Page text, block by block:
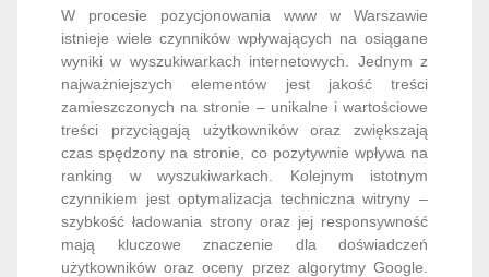
W procesie pozycjonowania www w Warszawie
istnieje wiele czynników wpływających na osiągane
wyniki w wyszukiwarkach internetowych. Jednym z
najważniejszych elementów jest jakość treści
zamieszczonych na stronie – unikalne i wartościowe
treści przyciągają użytkowników oraz zwiększają
czas spędzony na stronie, co pozytywnie wpływa na
ranking w wyszukiwarkach. Kolejnym istotnym
czynnikiem jest optymalizacja techniczna witryny –
szybkość ładowania strony oraz jej responsywność
mają kluczowe znaczenie dla doświadczeń
użytkowników oraz oceny przez algorytmy Google.